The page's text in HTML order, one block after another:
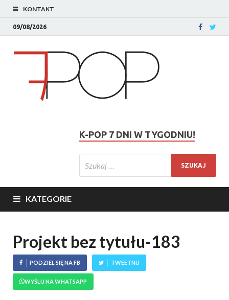
KONTAKT
09/08/2026
K-POP 7 DNI W TYGODNIU!
KATEGORIE
Projekt bez tytułu-183
PODZIEL SIĘ NA FB TWEETNIJ
WYŚLIJ NA WHATSAPP